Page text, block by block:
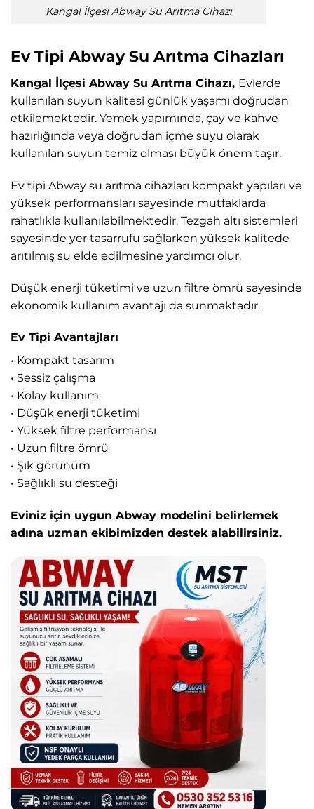
Kangal İlçesi Abway Su Arıtma Cihazı
Ev Tipi Abway Su Arıtma Cihazları
Kangal İlçesi Abway Su Arıtma Cihazı, Evlerde
kullanılan suyun kalitesi günlük yaşamı doğrudan
etkilemektedir. Yemek yapımında, çay ve kahve
hazırlığında veya doğrudan içme suyu olarak
kullanılan suyun temiz olması büyük önem taşır.
Ev tipi Abway su arıtma cihazları kompakt yapıları ve
yüksek performansları sayesinde mutfaklarda
rahatlıkla kullanılabilmektedir. Tezgah altı sistemleri
sayesinde yer tasarrufu sağlarken yüksek kalitede
arıtılmış su elde edilmesine yardımcı olur.
Düşük enerji tüketimi ve uzun filtre ömrü sayesinde
ekonomik kullanım avantajı da sunmaktadır.
Ev Tipi Avantajları
• Kompakt tasarım
• Sessiz çalışma
• Kolay kullanım
• Düşük enerji tüketimi
• Yüksek filtre performansı
• Uzun filtre ömrü
• Şık görünüm
• Sağlıklı su desteği
Eviniz için uygun Abway modelini belirlemek
adına uzman ekibimizden destek alabilirsiniz.